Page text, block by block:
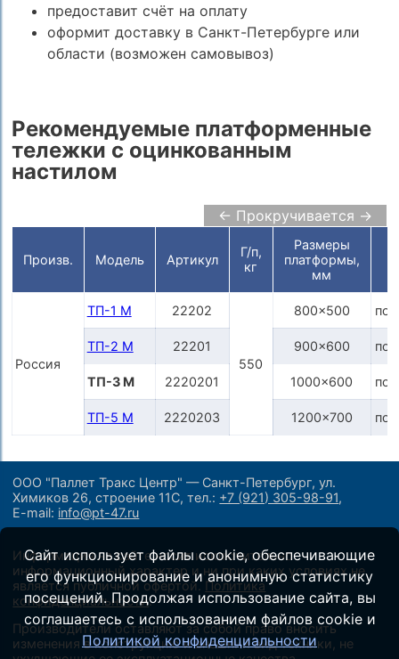
предоставит счёт на оплату
оформит доставку в Санкт-Петербурге или
области (возможен самовывоз)
Рекомендуемые платформенные
тележки с оцинкованным
настилом
← Прокручивается →
Произв. Модель Артикул
Г/п,
кг
Размеры
платформы,
мм
Россия
ТП-1 M 22202
550
800x500 по
ТП-2 M 22201 900x600 по
ТП-3 M 2220201 1000x600 по
ТП-5 M 2220203 1200x700 по
ООО "Паллет Тракс Центр" — Санкт-Петербург, ул.
Химиков 26, строение 11С,тел.: +7 (921) 305-98-91,
E-mail: info@pt-47.ru
Информация на сайте носит исключительно
информационный характер и ни при каких условиях не
является публичной офертой. Политика
конфиденциальности.
Производители оставляют за собой право вносить
изменения в конструкцию и внешний вид техники, не
Сайт использует файлы cookie, обеспечивающие
его функционирование и анонимную статистику
посещений. Продолжая использование сайта, вы
соглашаетесь с использованием файлов cookie и
Политикой конфиденциальности